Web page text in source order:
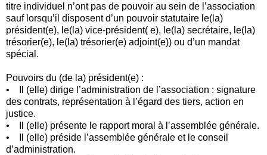
titre individuel n’ont pas de pouvoir au sein de l’association
sauf lorsqu’il disposent d’un pouvoir statutaire le(la)
président(e), le(la) vice-président( e), le(la) secrétaire, le(la)
trésorier(e), le(la) trésorier(e) adjoint(e)) ou d’un mandat
spécial.
Pouvoirs du (de la) président(e) :
• Il (elle) dirige l’administration de l’association : signature
des contrats, représentation à l’égard des tiers, action en
justice.
• Il (elle) présente le rapport moral à l’assemblée générale.
• Il (elle) préside l’assemblée générale et le conseil
d’administration.